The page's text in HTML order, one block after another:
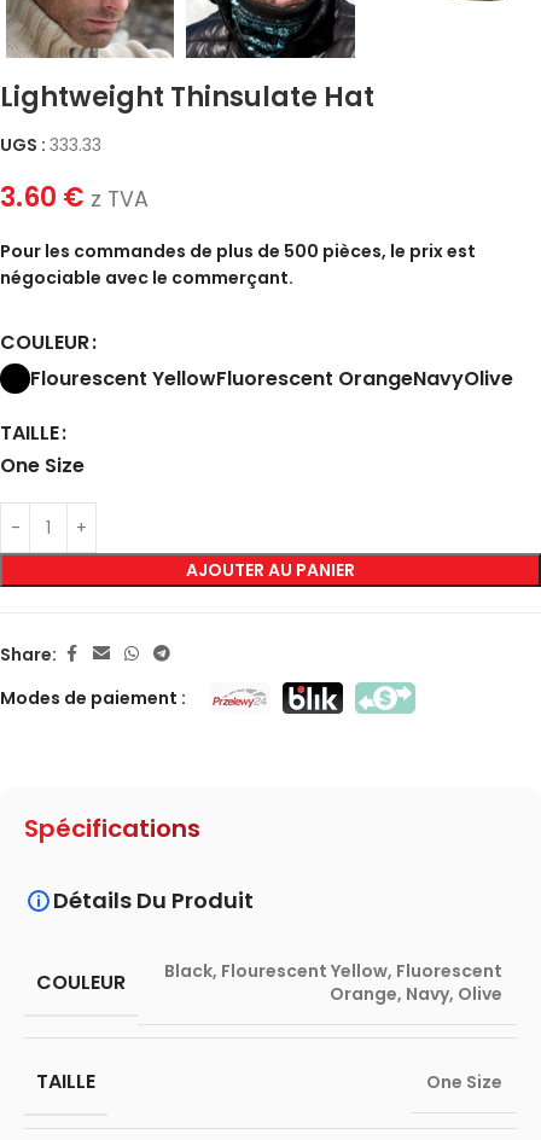
Lightweight Thinsulate Hat
UGS : 333.33
3.60 € z TVA
Pour les commandes de plus de 500 pièces, le prix est
négociable avec le commerçant.
COULEUR
Flourescent YellowFluorescent OrangeNavyOlive
TAILLE
One Size
AJOUTER AU PANIER
Share:
Modes de paiement :
Spécifications
Détails Du Produit
COULEUR Black, Flourescent Yellow, Fluorescent
Orange, Navy, Olive
TAILLE One Size